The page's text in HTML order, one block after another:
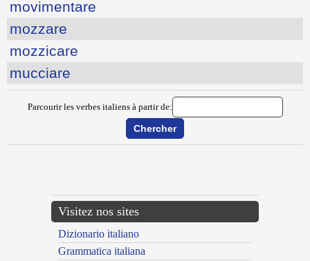
movimentare
mozzare
mozzicare
mucciare
Parcourir les verbes italiens à partir de:
Visitez nos sites
Dizionario italiano
Grammatica italiana